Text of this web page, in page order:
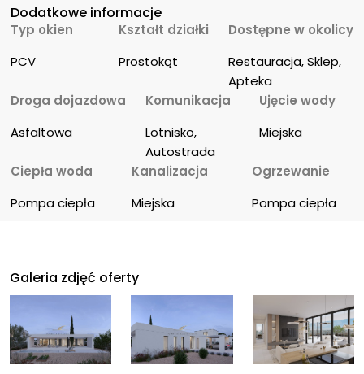
Dodatkowe informacje
Typ okien
PCV
Kształt działki
Prostokąt
Dostępne w okolicy
Restauracja, Sklep,
Apteka
Droga dojazdowa
Asfaltowa
Komunikacja
Lotnisko,
Autostrada
Ujęcie wody
Miejska
Ciepła woda
Pompa ciepła
Kanalizacja
Miejska
Ogrzewanie
Pompa ciepła
Galeria zdjęć oferty